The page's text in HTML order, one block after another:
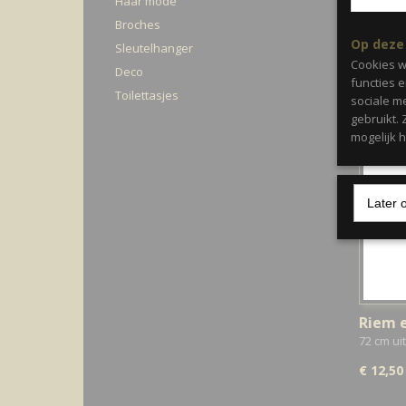
Broches
Sleutelhanger
Deco
Toilettasjes
Riem
72 cm
€ 12,50
Op
Cookies
functies
sociale
gebruikt.
mogelijk
Later